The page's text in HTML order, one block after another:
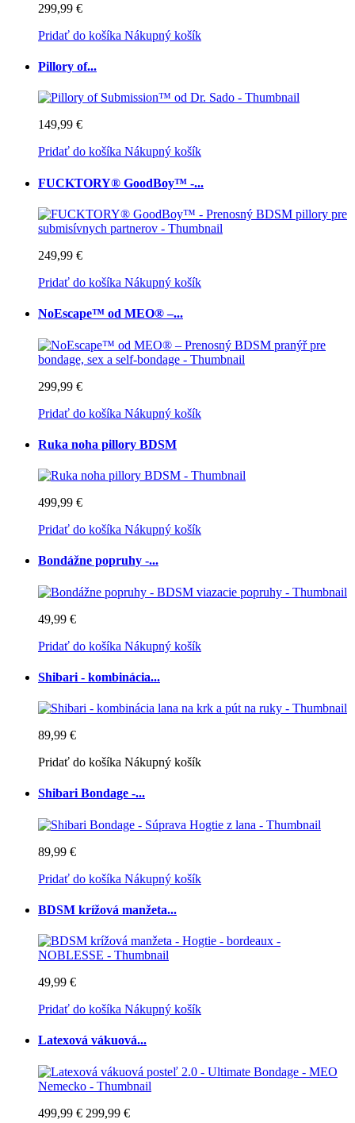
299,99 €
Pridať do košíka Nákupný košík
Pillory of...
149,99 €
Pridať do košíka Nákupný košík
FUCKTORY® GoodBoy™ -...
249,99 €
Pridať do košíka Nákupný košík
NoEscape™ od MEO® –...
299,99 €
Pridať do košíka Nákupný košík
Ruka noha pillory BDSM
499,99 €
Pridať do košíka Nákupný košík
Bondážne popruhy -...
49,99 €
Pridať do košíka Nákupný košík
Shibari - kombinácia...
89,99 €
Pridať do košíka Nákupný košík
Shibari Bondage -...
89,99 €
Pridať do košíka Nákupný košík
BDSM krížová manžeta...
49,99 €
Pridať do košíka Nákupný košík
Latexová vákuová...
499,99 € 299,99 €